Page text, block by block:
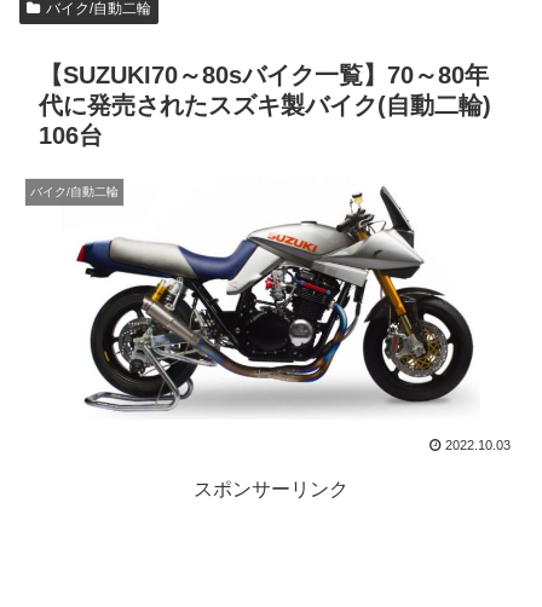
バイク/自動二輪
【SUZUKI70～80sバイク一覧】70～80年
代に発売されたスズキ製バイク(自動二輪)
106台
バイク/自動二輪
2022.10.03
スポンサーリンク